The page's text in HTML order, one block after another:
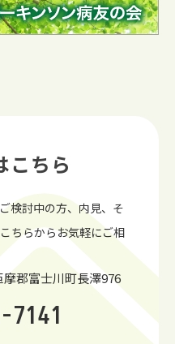
こちら
検討中の方、内見、 そ
ちらからお気軽にご相
郡富士川町長澤976